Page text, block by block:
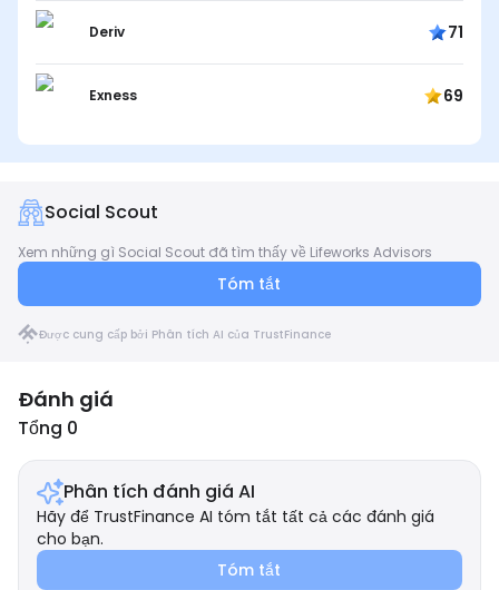
Deriv 71
Exness 69
Social Scout
Xem những gì Social Scout đã tìm thấy về Lifeworks Advisors
Tóm tắt
Được cung cấp bởi Phân tích AI của TrustFinance
Đánh giá
Tổng 0
Phân tích đánh giá AI
Hãy để TrustFinance AI tóm tắt tất cả các đánh giá
cho bạn.
Tóm tắt